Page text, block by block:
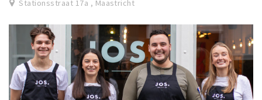
Stationsstraat 17a , Maastricht